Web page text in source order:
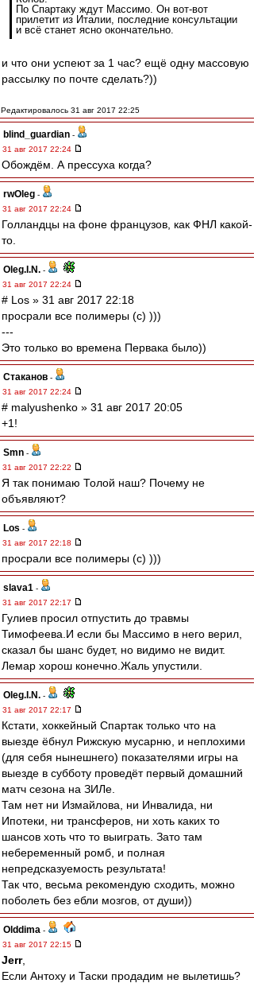
По Спартаку ждут Массимо. Он вот-вот
прилетит из Италии, последние консультации
и всё станет ясно окончательно.
и что они успеют за 1 час? ещё одну массовую
рассылку по почте сделать?))
Редактировалось 31 авг 2017 22:25
blind_guardian -
31 авг 2017 22:24
Обождём. А прессуха когда?
rwOleg -
31 авг 2017 22:24
Голландцы на фоне французов, как ФНЛ какой-
то.
Oleg.I.N. -
31 авг 2017 22:24
# Los » 31 авг 2017 22:18
просрали все полимеры (с) )))
---
Это только во времена Первака было))
Cтаканов -
31 авг 2017 22:24
# malyushenko » 31 авг 2017 20:05
+1!
Smn -
31 авг 2017 22:22
Я так понимаю Толой наш? Почему не
объявляют?
Los -
31 авг 2017 22:18
просрали все полимеры (с) )))
slava1 -
31 авг 2017 22:17
Гулиев просил отпустить до травмы
Тимофеева.И если бы Массимо в него верил,
сказал бы шанс будет, но видимо не видит.
Лемар хорош конечно.Жаль упустили.
Oleg.I.N. -
31 авг 2017 22:17
Кстати, хоккейный Спартак только что на
выезде ёбнул Рижскую мусарню, и неплохими
(для себя нынешнего) показателями игры на
выезде в субботу проведёт первый домашний
матч сезона на ЗИЛе.
Там нет ни Измайлова, ни Инвалида, ни
Ипотеки, ни трансферов, ни хоть каких то
шансов хоть что то выиграть. Зато там
небеременный ромб, и полная
непредсказуемость результата!
Так что, весьма рекомендую сходить, можно
поболеть без ебли мозгов, от души))
Olddima -
31 авг 2017 22:15
Jerr,
Если Антоху и Таски продадим не вылетишь?